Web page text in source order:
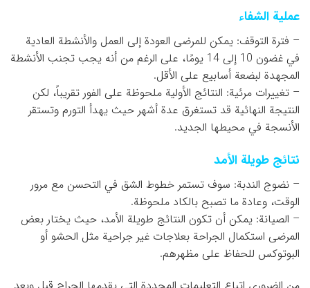
عملية الشفاء
– فترة التوقف: يمكن للمرضى العودة إلى العمل والأنشطة العادية
في غضون 10 إلى 14 يومًا، على الرغم من أنه يجب تجنب الأنشطة
المجهدة لبضعة أسابيع على الأقل.
– تغييرات مرئية: النتائج الأولية ملحوظة على الفور تقريباً، لكن
النتيجة النهائية قد تستغرق عدة أشهر حيث يهدأ التورم وتستقر
الأنسجة في محيطها الجديد.
نتائج طويلة الأمد
– نضوج الندبة: سوف تستمر خطوط الشق في التحسن مع مرور
الوقت، وعادة ما تصبح بالكاد ملحوظة.
– الصيانة: يمكن أن تكون النتائج طويلة الأمد، حيث يختار بعض
المرضى استكمال الجراحة بعلاجات غير جراحية مثل الحشو أو
البوتوكس للحفاظ على مظهرهم.